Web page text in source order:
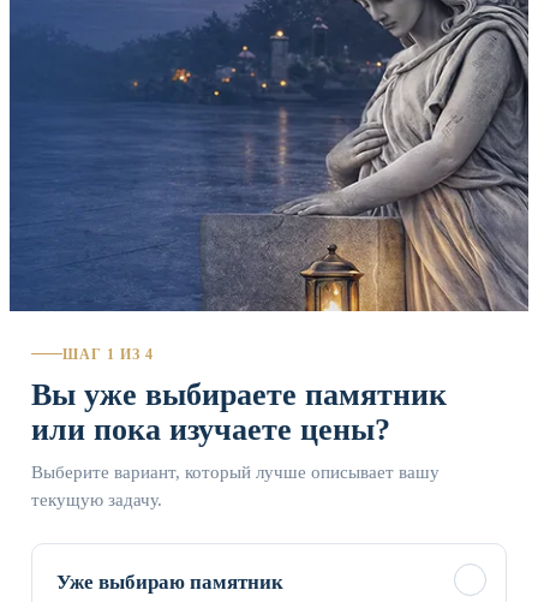
ШАГ 1 ИЗ 4
Вы уже выбираете памятник
или пока изучаете цены?
Выберите вариант, который лучше описывает вашу
текущую задачу.
Уже выбираю памятник